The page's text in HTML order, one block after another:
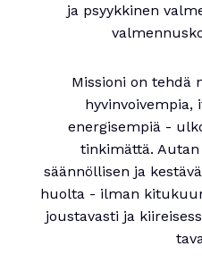
ja psyykkinen
Missioni on tehdä
hyvinvoivempia,
energisempiä -
tinkimättä.
säännöllisen ja
huolta - ilman
joustavasti ja